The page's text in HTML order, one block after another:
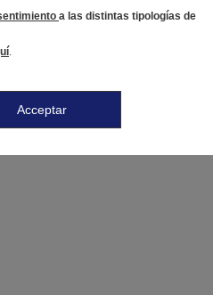
a las distintas tipologías de
.
Acceptar